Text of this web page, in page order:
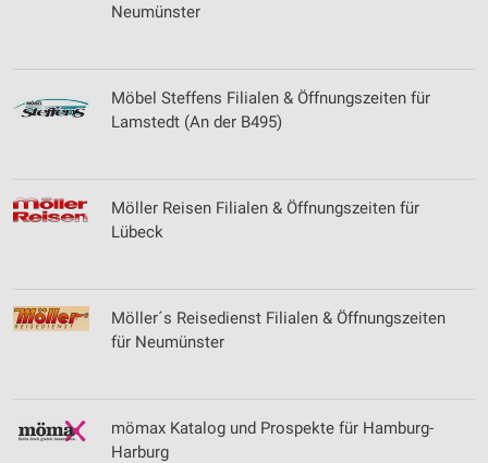
Neumünster
Möbel Steffens Filialen & Öffnungszeiten für
Lamstedt (An der B495)
Möller Reisen Filialen & Öffnungszeiten für
Lübeck
Möller´s Reisedienst Filialen & Öffnungszeiten
für Neumünster
mömax Katalog und Prospekte für Hamburg-
Harburg
Werbung